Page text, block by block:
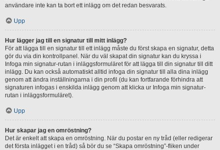
användare inte kan ta bort ett inlägg om det redan besvarats.
Upp
Hur lägger jag till en signatur till mitt inlägg?
För att lägga till en signatur till ett inlägg måste du först skapa en signatur, detta
gör du via din kontrollpanel. När du väl skapat din signatur kan du kryssa i
Infoga min signatur-rutan i inläggsformuläret för att lägga till din signatur till ditt
inlägg. Du kan också automatiskt alltid infoga din signatur till alla dina inlägg
genom att ändra inställningarna i din profil (du kan fortfarande förhindra att
signaturen infogas i enskilda inlägg genom att klicka ur Infoga min signatur-
rutan i inläggsformuläret).
Upp
Hur skapar jag en omröstning?
Det är enkelt att skapa en omröstning. När du postar en ny tråd (eller redigerar
det första inlägget i en tråd) så bör du se “Skapa omröstning”-fliken under